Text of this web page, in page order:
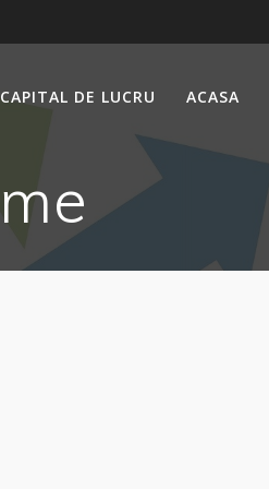
CAPITAL DE LUCRU ACASA